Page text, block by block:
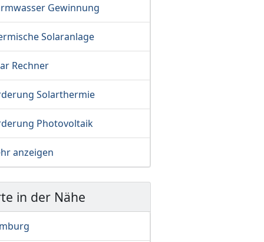
Gewinnung
Solaranlage
Rechner
Solarthermie
Photovoltaik
anzeigen
in der Nähe